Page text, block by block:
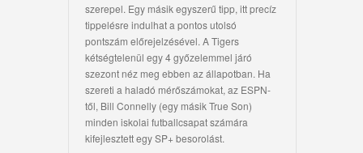
szerepel. Egy másik egyszerű tipp, itt precíz
tippelésre indulhat a pontos utolsó
pontszám előrejelzésével. A Tigers
kétségtelenül egy 4 győzelemmel járó
szezont néz meg ebben az állapotban. Ha
szereti a haladó mérőszámokat, az ESPN-
től, Bill Connelly (egy másik True Son)
minden iskolai futballcsapat számára
kifejlesztett egy SP+ besorolást.